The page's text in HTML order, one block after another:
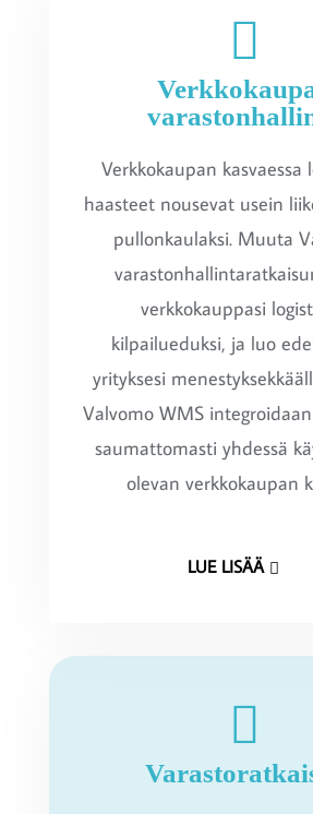
Verkkokaupan kasvaessa
haasteet nousevat usein
pullonkaulaksi. Muuta
verkkokauppasi
kilpailueduksi, ja luo
yrityksesi
Valvomo WMS
saumattomasti yhdessä
olevan verkkokaupan
LUE LISÄÄ